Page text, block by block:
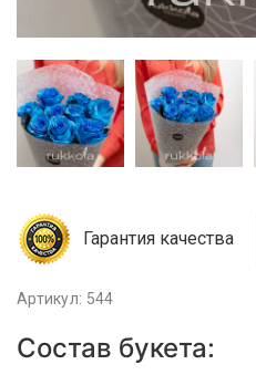
Гарантия качества
Артикул: 544
Состав букета: